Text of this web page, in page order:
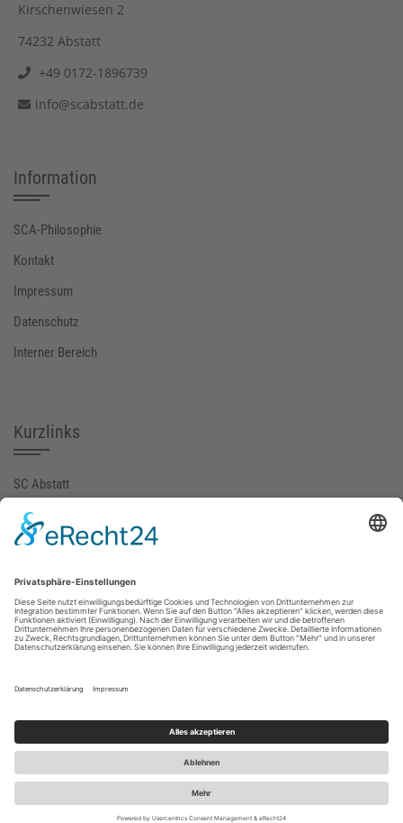
Kirschenwiesen 2
74232 Abstatt
+49 0172-1896739
info@scabstatt.de
Information
SCA-Philosophie
Kontakt
Impressum
Datenschutz
Interner Bereich
Kurzlinks
SC Abstatt
SGM-ABI (extern)
FuPa
fussball.de
Gemeinde Abstatt
Social Media
© 2023 SC Abstatt 1977 e.V | Erstellt mitzLiga